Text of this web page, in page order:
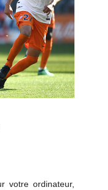
votre ordinateur,